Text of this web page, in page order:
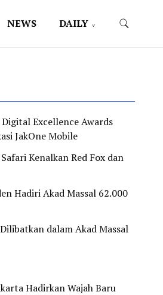
NEWS DAILY
Excellence Awards
JakOne Mobile
Kenalkan Red Fox dan
Hadiri Akad Massal 62.000
dalam Akad Massal
Hadirkan Wajah Baru